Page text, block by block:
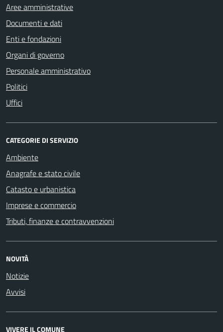
Aree amministrative
Documenti e dati
Enti e fondazioni
Organi di governo
Personale amministrativo
Politici
Uffici
CATEGORIE DI SERVIZIO
Ambiente
Anagrafe e stato civile
Catasto e urbanistica
Imprese e commercio
Tributi, finanze e contravvenzioni
NOVITÀ
Notizie
Avvisi
VIVERE IL COMUNE